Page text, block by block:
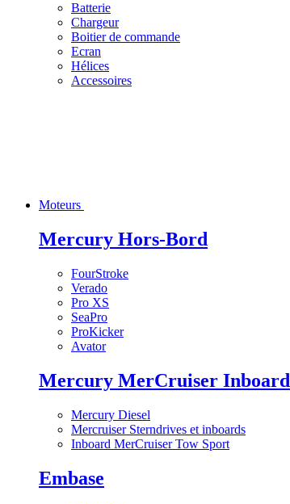
Batterie
Chargeur
Boitier de commande
Ecran
Hélices
Accessoires
Moteurs
Mercury Hors-Bord
FourStroke
Verado
Pro XS
SeaPro
ProKicker
Avator
Mercury MerCruiser Inboard
Mercury Diesel
Mercruiser Sterndrives et inboards
Inboard MerCruiser Tow Sport
Embase